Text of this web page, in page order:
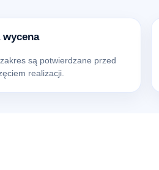
wycena
są potwierdzane przed
realizacji.